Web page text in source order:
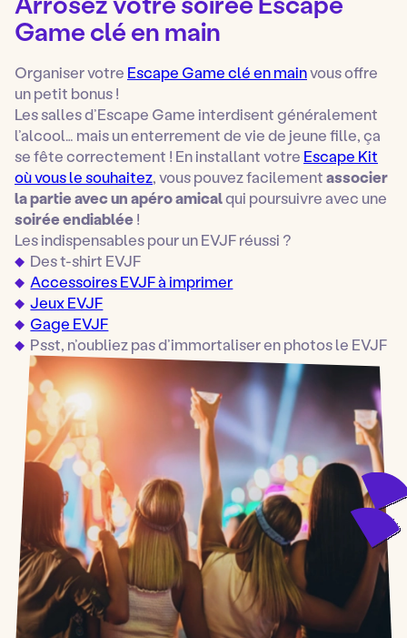
Game clé en main
Organiser votre Escape Game clé en mainvous offre
un petit bonus !
Les salles d’Escape Game interdisent généralement
l’alcool… mais un enterrement de vie de jeune fille, ça
se fête correctement ! En installant votre Escape Kit
où vous le souhaitez, vous pouvez facilementassocier
la partie avec un apéro amicalqui poursuivre avec une
soirée endiablée!
Les indispensables pour un EVJF réussi ?
Des t-shirt EVJF
Accessoires EVJF à imprimer
Jeux EVJF
Gage EVJF
Psst, n’oubliez pas d’immortaliser en photos le EVJF